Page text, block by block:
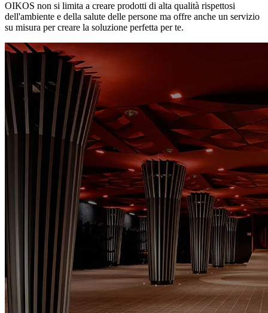
OIKOS non si limita a creare prodotti di alta qualità rispettosi
dell'ambiente e della salute delle persone ma offre anche un servizio
su misura per creare la soluzione perfetta per te.